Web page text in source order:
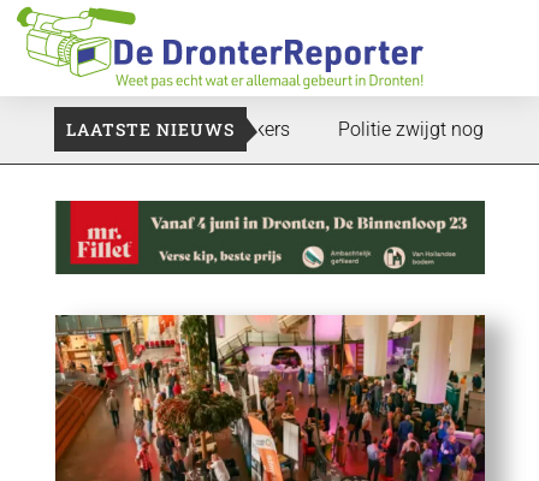
LAATSTE NIEUWS
Voedselbank zoekt plukkers Politie zwijgt nog over